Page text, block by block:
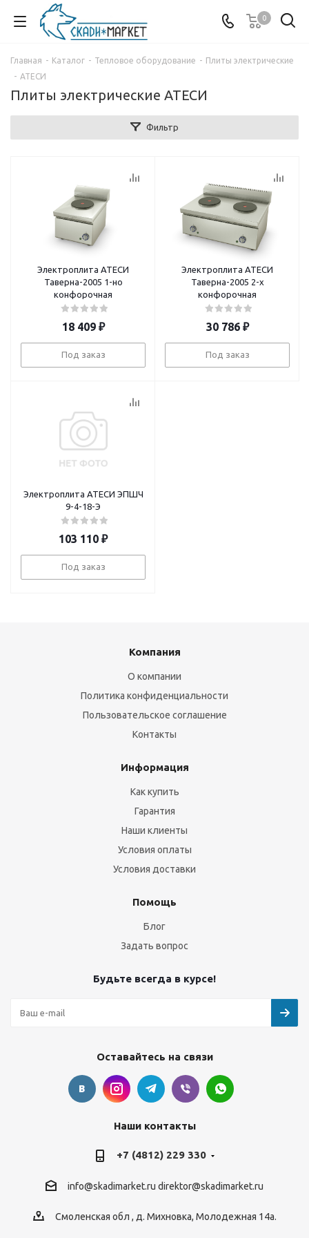
0
Главная - Каталог - Тепловое оборудование - Плиты электрические
- АТЕСИ
Плиты электрические АТЕСИ
Фильтр
Электроплита АТЕСИ
Таверна-2005 1-но
конфорочная
18 409₽
Под заказ
Электроплита АТЕСИ
Таверна-2005 2-х
конфорочная
30 786₽
Под заказ
Электроплита АТЕСИ ЭПШЧ
9-4-18-Э
103 110 ₽
Под заказ
Компания
О компании
Политика конфиденциальности
Пользовательское соглашение
Контакты
Информация
Как купить
Гарантия
Наши клиенты
Условия оплаты
Условия доставки
Помощь
Блог
Задать вопрос
Будьте всегда в курсе!
Оставайтесь на связи
Наши контакты
+7 (4812) 229 330
info@skadimarket.ru direktor@skadimarket.ru
Смоленская обл , д. Михновка, Молодежная 14а.